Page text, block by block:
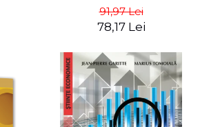
91,97 Lei
78,17 Lei